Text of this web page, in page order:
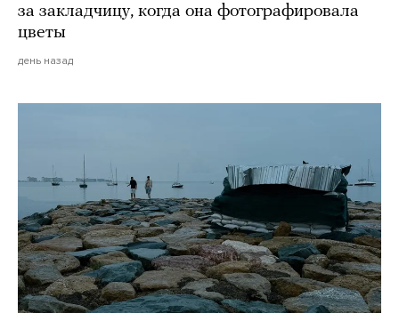
за закладчицу, когда она фотографировала
цветы
день назад